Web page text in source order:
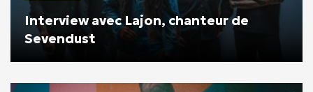
Interview avec Lajon, chanteur de
Sevendust